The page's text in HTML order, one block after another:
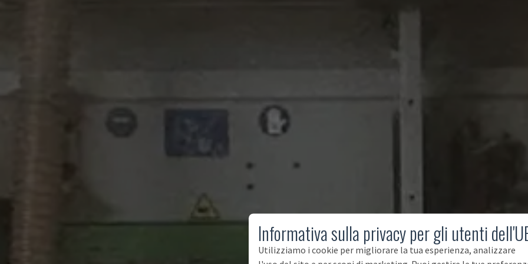
Informativa sulla privacy per gli utenti
Utilizziamo i cookie per migliorare la tua esperienza, analizzare